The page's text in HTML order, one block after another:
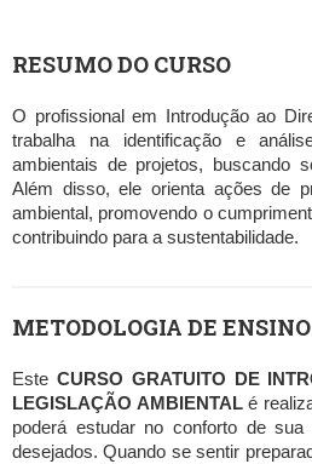
RESUMO DO CURSO
O profissional em Introdução ao
trabalha na identificação e
ambientais de projetos, buscando
Além disso, ele orienta ações de
ambiental, promovendo o
contribuindo para a sustentabilidade.
METODOLOGIA DE ENSINO
Este CURSO GRATUITO DE
LEGISLAÇÃO AMBIENTALé
poderá estudar no conforto de
desejados. Quando se sentir